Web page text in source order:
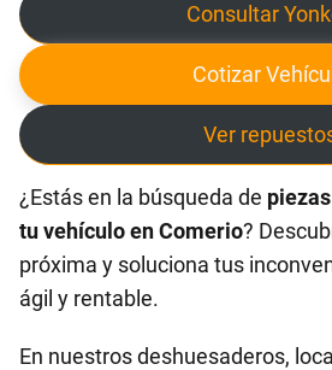
Consultar
Cotizar
Ver
¿Estás en la búsqueda de
tu vehículo en Comerio?
próxima y soluciona tus
ágil y rentable.
En nuestros deshuesaderos,